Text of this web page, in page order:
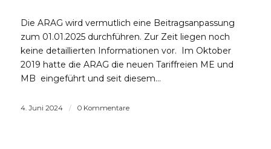
Die ARAG wird vermutlich eine Beitragsanpassung
zum 01.01.2025 durchführen. Zur Zeit liegen noch
keine detaillierten Informationen vor. Im Oktober
2019 hatte die ARAG die neuen Tariffreien ME und
MB eingeführt und seit diesem…
4. Juni 2024 / 0 Kommentare